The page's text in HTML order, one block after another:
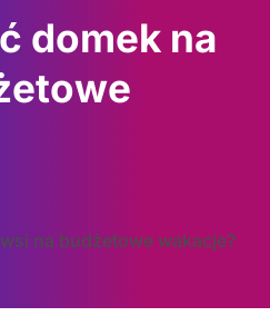
domek na